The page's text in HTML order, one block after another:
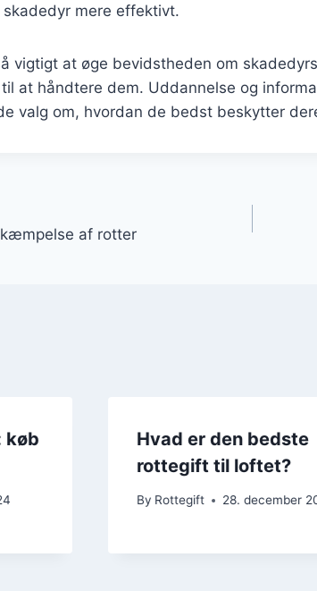
mere effektivt.
vigtigt at øge bevidstheden om
til at håndtere dem. Uddannelse og
valg om, hvordan de bedst beskytter
af rotter
køb
Hvad er den bedste
rottegift til loftet?
By Rottegift 28. december